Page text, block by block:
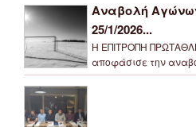
Αναβολή
25/1/2026...
Η ΕΠΙΤΡΟΠΗ
αποφάσισε την